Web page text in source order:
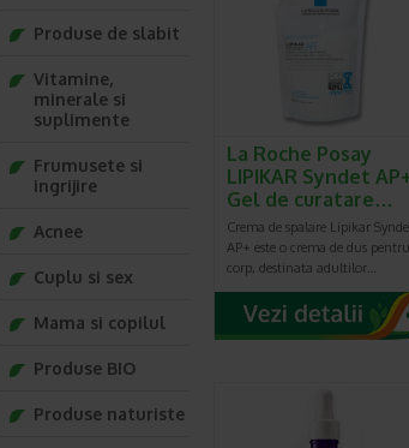
La Roche Posay
LIPIKAR Syndet
Gel de curatare…
Crema de spalare Lipikar
AP+ este o crema de dus pentru
corp, destinata adultilor…
Produse de slabit
Vitamine,
minerale si
suplimente
Frumusete si
ingrijire
Acnee
Cuplu si sex
Mama si copilul
Produse BIO
Produse naturiste